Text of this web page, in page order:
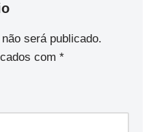
será publicado.
com *